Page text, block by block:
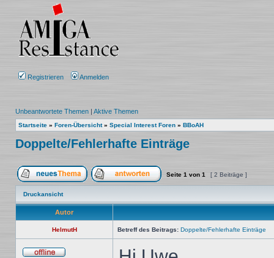
Registrieren Anmelden
Unbeantwortete Themen | Aktive Themen
Startseite » Foren-Übersicht» Special Interest Foren » BBoAH
Doppelte/Fehlerhafte Einträge
Ein neues Thema erstellenAuf das Thema antworten
Seite 1 von 1 [ 2 Beiträge ]
Druckansicht
Autor
HelmutH Betreff des Beitrags: Doppelte/Fehlerhafte Einträge